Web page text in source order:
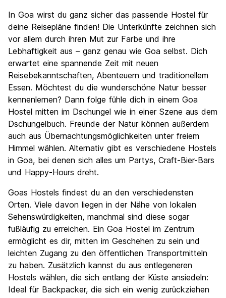
In Goa wirst du ganz sicher das passende Hostel für
deine Reisepläne finden! Die Unterkünfte zeichnen sich
vor allem durch ihren Mut zur Farbe und ihre
Lebhaftigkeit aus – ganz genau wie Goa selbst. Dich
erwartet eine spannende Zeit mit neuen
Reisebekanntschaften, Abenteuern und traditionellem
Essen. Möchtest du die wunderschöne Natur besser
kennenlernen? Dann folge fühle dich in einem Goa
Hostel mitten im Dschungel wie in einer Szene aus dem
Dschungelbuch. Freunde der Natur können außerdem
auch aus Übernachtungsmöglichkeiten unter freiem
Himmel wählen. Alternativ gibt es verschiedene Hostels
in Goa, bei denen sich alles um Partys, Craft-Bier-Bars
und Happy-Hours dreht.
Goas Hostels findest du an den verschiedensten
Orten. Viele davon liegen in der Nähe von lokalen
Sehenswürdigkeiten, manchmal sind diese sogar
fußläufig zu erreichen. Ein Goa Hostel im Zentrum
ermöglicht es dir, mitten im Geschehen zu sein und
leichten Zugang zu den öffentlichen Transportmitteln
zu haben. Zusätzlich kannst du aus entlegeneren
Hostels wählen, die sich entlang der Küste ansiedeln:
Ideal für Backpacker, die sich ein wenig zurückziehen